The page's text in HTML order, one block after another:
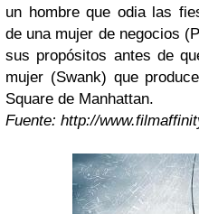
un hombre que odia las
de una mujer de negocios
sus propósitos antes de
mujer (Swank) que
Square de Manhattan.
Fuente: http://